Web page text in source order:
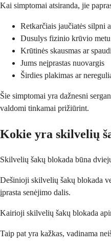
Kai simptomai atsiranda, jie
Retkarčiais jaučiatės silpni
Dusulys fizinio krūvio metu
Krūtinės skausmas ar
Jums neįprastas nuovargis
Širdies plakimas ar
Šie simptomai yra dažnesni
valdomi tinkamai prižiūrint.
Kokie yra skilvelių
Skilvelių šakų blokada būna
Dešinioji skilvelių šakų blokada
įprasta senėjimo dalis.
Kairioji skilvelių šakų blokada
Taip pat yra kažkas, vadinama